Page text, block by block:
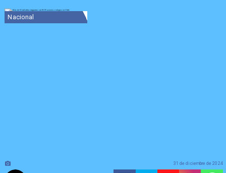
Nacional
31 de diciembre de 2024